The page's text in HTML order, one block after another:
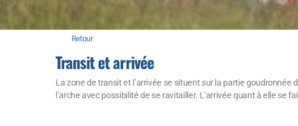
Retour
Transit et arrivée
La zone de transit et l’arrivée se situent sur la partie
l’arche avec possibilité de se ravitailler. L’arrivée quant à elle se